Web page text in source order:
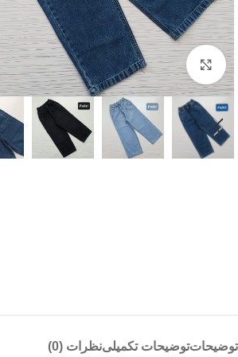
بزرگنمایی تصویر
توضیحاتتوضیحات تکمیلینظرات (0)